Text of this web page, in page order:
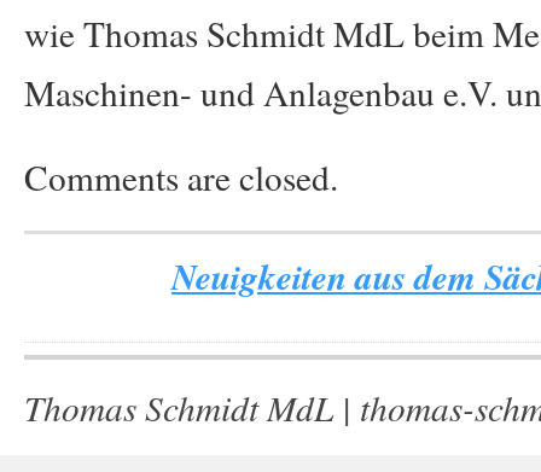
wie Thomas Schmidt MdL beim
Maschinen- und Anlagenbau e.V.
Comments are closed.
Neuigkeiten aus dem
Thomas Schmidt MdL | thomas-